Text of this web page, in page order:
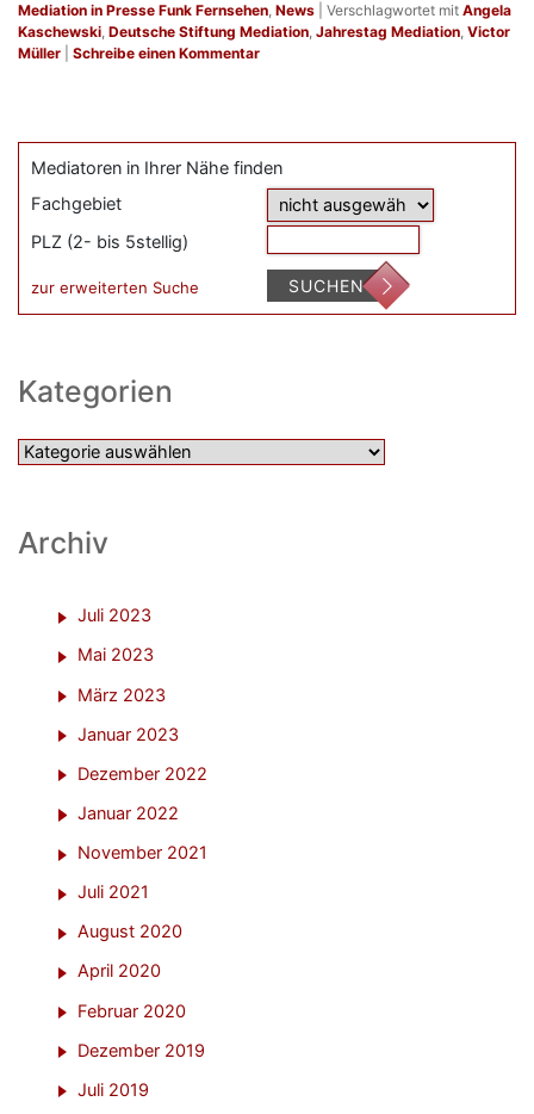
Mediation in Presse Funk Fernsehen, News Verschlagwortet mit Angela
Kaschewski, Deutsche Stiftung Mediation, Jahrestag Mediation, Victor
Müller
Schreibe einen Kommentar
Mediatoren in Ihrer Nähe finden
Fachgebiet
PLZ (2- bis 5stellig)
zur erweiterten Suche SUCHEN
Kategorien
Kategorien
Archiv
Juli 2023
Mai 2023
März 2023
Januar 2023
Dezember 2022
Januar 2022
November 2021
Juli 2021
August 2020
April 2020
Februar 2020
Dezember 2019
Juli 2019